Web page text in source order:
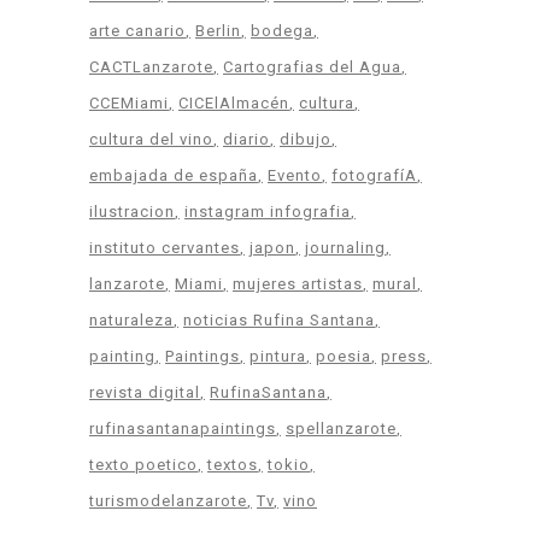
arte canario
Berlin
bodega
CACTLanzarote
Cartografias del Agua
CCEMiami
CICElAlmacén
cultura
cultura del vino
diario
dibujo
embajada de españa
Evento
fotografíA
ilustracion
instagram infografia
instituto cervantes japon
journaling
lanzarote Miami mujeres artistas mural
naturaleza
noticias Rufina Santana
painting
Paintings pintura poesia
press
revista digital
RufinaSantana
rufinasantanapaintings
spellanzarote
texto poetico
textos tokio
turismodelanzarote Tv vino